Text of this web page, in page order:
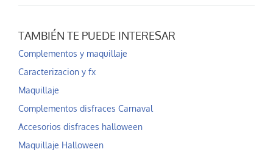
TAMBIÉN TE PUEDE INTERESAR
Complementos y maquillaje
Caracterizacion y fx
Maquillaje
Complementos disfraces Carnaval
Accesorios disfraces halloween
Maquillaje Halloween